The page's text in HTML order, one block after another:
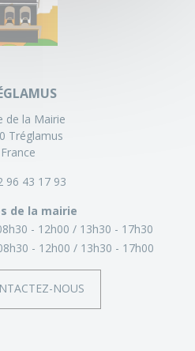
de la Mairie
Tréglamus
France
96 43 17 93
de la mairie
- 12h00
13h30 - 17h30
- 12h00 13h30 - 17h00
NOUS